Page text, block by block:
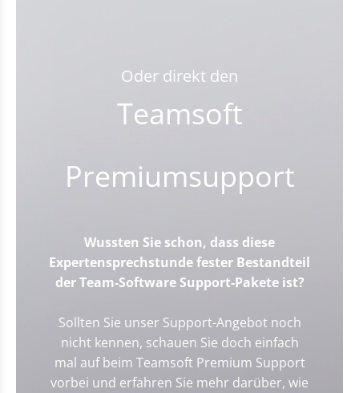
Oder direkt den
Teamsoft
Premiumsupport
Wussten Sie schon, dass diese
Expertensprechstunde fester Bestandteil
der Team-Software Support-Pakete ist?
Sollten Sie unser Support-Angebot noch
nicht kennen, schauen Sie doch einfach
mal auf beim Teamsoft Premium Support
vorbei und erfahren Sie mehr darüber, wie